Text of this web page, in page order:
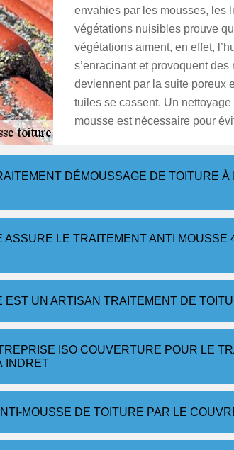
envahies par les mousses, les
végétations nuisibles prouve
végétations aiment, en effet,
s’enracinant et provoquent
deviennent par la suite poreux
tuiles se cassent. Un
mousse est nécessaire pour
DÉMOUSSAGE DE TOITURE
ASSURE LE TRAITEMENT ANTI MOUSSE
EST UN ARTISAN TRAITEMENT DE
ISO COUVERTURE POUR LE
INDRET
MOUSSE DE TOITURE PAR LE